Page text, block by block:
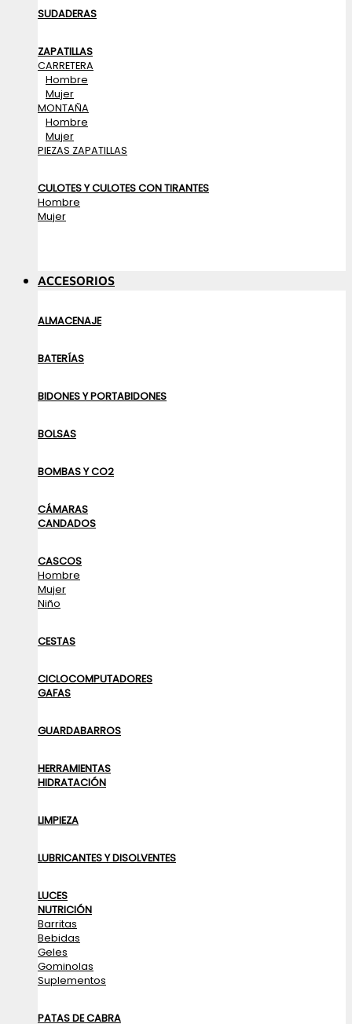
SUDADERAS
ZAPATILLAS
CARRETERA
Hombre
Mujer
MONTAÑA
Hombre
Mujer
PIEZAS ZAPATILLAS
CULOTES Y CULOTES CON TIRANTES
Hombre
Mujer
ACCESORIOS
ALMACENAJE
BATERÍAS
BIDONES Y PORTABIDONES
BOLSAS
BOMBAS Y CO2
CÁMARAS
CANDADOS
CASCOS
Hombre
Mujer
Niño
CESTAS
CICLOCOMPUTADORES
GAFAS
GUARDABARROS
HERRAMIENTAS
HIDRATACIÓN
LIMPIEZA
LUBRICANTES Y DISOLVENTES
LUCES
NUTRICIÓN
Barritas
Bebidas
Geles
Gominolas
Suplementos
PATAS DE CABRA